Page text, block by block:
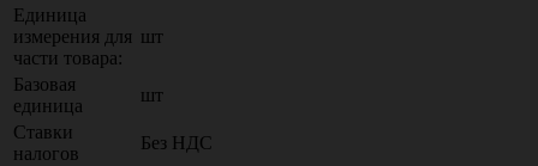
Единица
измерения для
части товара:
шт
Базовая
единица
шт
Ставки
налогов
Без НДС